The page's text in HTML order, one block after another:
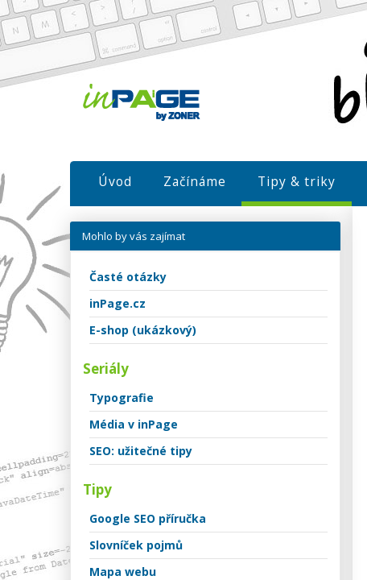
Úvod Začínáme Tipy & triky
Mohlo by vás zajímat
Časté otázky
inPage.cz
E-shop (ukázkový)
Seriály
Typografie
Média v inPage
SEO: užitečné tipy
Tipy
Google SEO příručka
Slovníček pojmů
Mapa webu